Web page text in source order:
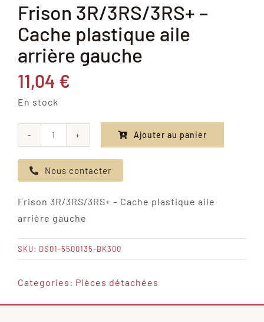
Frison 3R/3RS/3RS+ –
Cache plastique aile
arrière gauche
11,04 €
En stock
de
Frison
-
Cache
plastique
aile
Ajouter au panier
Nous contacter
Frison 3R/3RS/3RS+ – Cache plastique aile
arrière gauche
SKU: DS01-5500135-BK300
Categories: Pièces détachées